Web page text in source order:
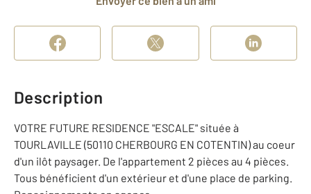
Description
VOTRE FUTURE RESIDENCE "ESCALE" située à
TOURLAVILLE (50110 CHERBOURG EN COTENTIN) au coeur
d'un ilôt paysager. De l'appartement 2 pièces au 4 pièces.
Tous bénéficient d'un extérieur et d'une place de parking.